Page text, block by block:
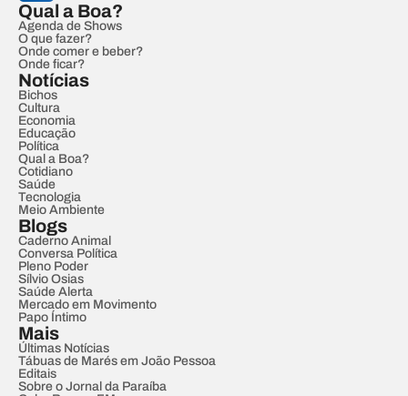
Qual a Boa?
Agenda de Shows
O que fazer?
Onde comer e beber?
Onde ficar?
Notícias
Bichos
Cultura
Economia
Educação
Política
Qual a Boa?
Cotidiano
Saúde
Tecnologia
Meio Ambiente
Blogs
Caderno Animal
Conversa Política
Pleno Poder
Sílvio Osias
Saúde Alerta
Mercado em Movimento
Papo Íntimo
Mais
Últimas Notícias
Tábuas de Marés em João Pessoa
Editais
Sobre o Jornal da Paraíba